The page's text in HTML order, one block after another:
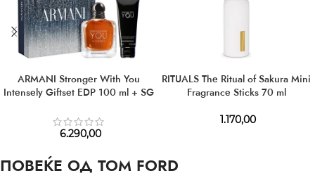
ARMANI Stronger With You
Intensely Giftset EDP 100 ml + SG
6.290,00
RITUALS The Ritual of Sakura Mini
Fragrance Sticks 70 ml
1.170,00
ПОВЕЌЕ ОД TOM FORD